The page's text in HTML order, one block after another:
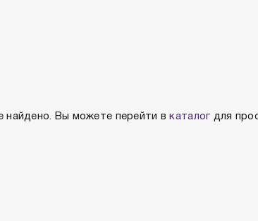
найдено. Вы можете перейти вкаталог для